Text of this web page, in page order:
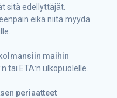
sitä edellyttäjät.
eikä niitä myydä
maihin
tai ETA:n ulkopuolelle.
periaatteet